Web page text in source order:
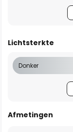
Lichtsterkte
Donker
Afmetingen